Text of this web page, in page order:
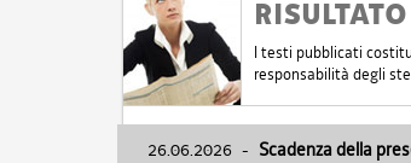
I testi pubblicati
responsabilità degli
26.06.2026 - Scadenza della